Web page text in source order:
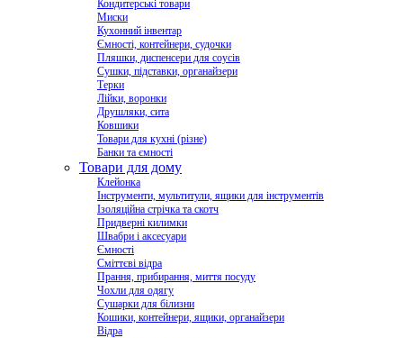
Кондитерські товари
Миски
Кухонний інвентар
Ємності, контейнери, судочки
Пляшки, диспенсери для соусів
Сушки, підставки, органайзери
Терки
Лійки, воронки
Друшляки, сита
Ковшики
Товари для кухні (різне)
Банки та ємності
Товари для дому
Клейонка
Інструменти, мультитули, ящики для інструментів
Ізоляційна стрічка та скотч
Придверні килимки
Швабри і аксесуари
Ємності
Сміттєві відра
Прання, прибирання, миття посуду
Чохли для одягу
Сушарки для білизни
Кошики, контейнери, ящики, органайзери
Відра